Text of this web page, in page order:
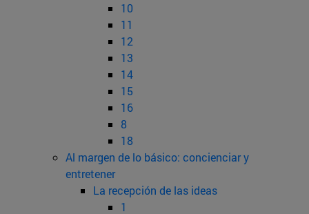
10
11
12
13
14
15
16
8
18
Al margen de lo básico: concienciar y
entretener
La recepción de las ideas
1